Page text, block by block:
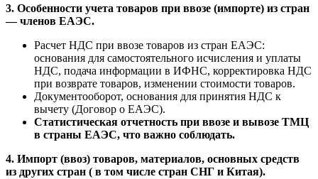
3. Особенности учета товаров при ввозе (импорте) из стран
— членов ЕАЭС.
Расчет НДС при ввозе товаров из стран ЕАЭС:
основания для самостоятельного исчисления и уплаты
НДС, подача информации в ИФНС, корректировка НДС
при возврате товаров, изменении стоимости товаров.
Документооборот, основания для принятия НДС к
вычету (Договор о ЕАЭС).
Статистическая отчетность при ввозе и вывозе ТМЦ
в страны ЕАЭС, что важно соблюдать.
4. Импорт (ввоз) товаров, материалов, основных средств
из других стран ( в том числе стран СНГ и Китая).